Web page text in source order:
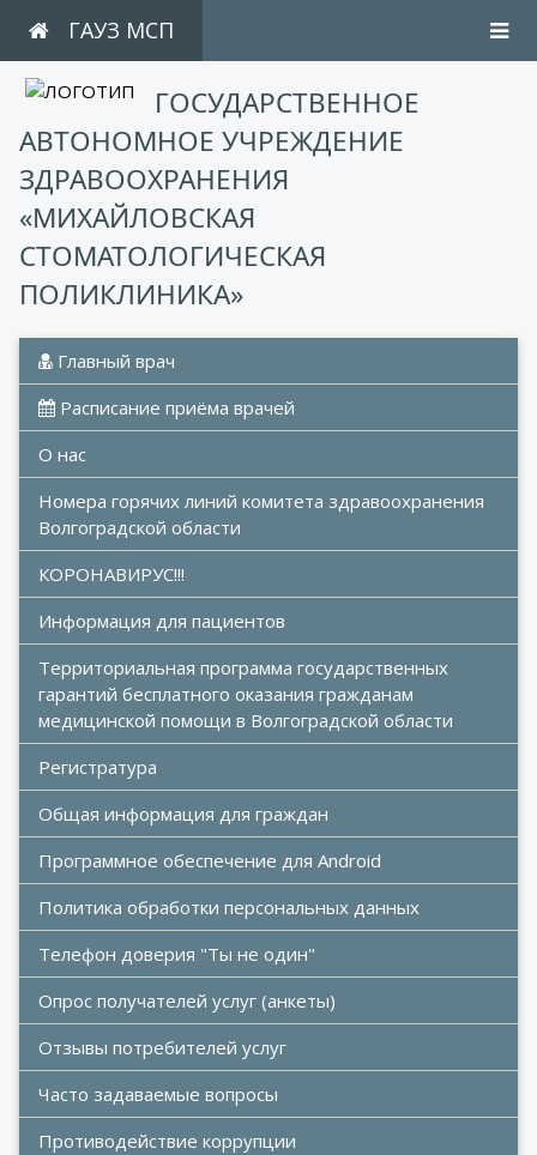
ГАУЗ МСП
ГОСУДАРСТВЕННОЕ
АВТОНОМНОЕ УЧРЕЖДЕНИЕ
ЗДРАВООХРАНЕНИЯ
«МИХАЙЛОВСКАЯ
СТОМАТОЛОГИЧЕСКАЯ
ПОЛИКЛИНИКА»
Главный врач
Расписание приёма врачей
О нас
Номера горячих линий комитета здравоохранения
Волгоградской области
КОРОНАВИРУС!!!
Информация для пациентов
Территориальная программа государственных
гарантий бесплатного оказания гражданам
медицинской помощи в Волгоградской области
Регистратура
Общая информация для граждан
Программное обеспечение для Android
Политика обработки персональных данных
Телефон доверия "Ты не один"
Опрос получателей услуг (анкеты)
Отзывы потребителей услуг
Часто задаваемые вопросы
Противодействие коррупции